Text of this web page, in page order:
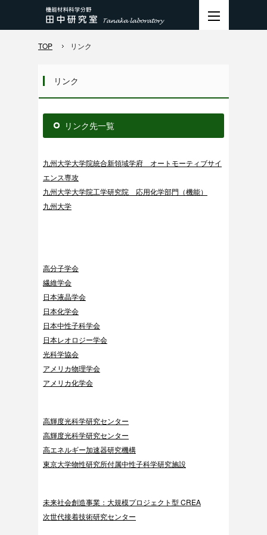
TOP リンク
リンク
リンク先一覧
九州大学大学院統合新領域学府 オートモーティブサイ
エンス専攻
九州大学大学院工学研究院 応用化学部門（機能）
九州大学
高分子学会
繊維学会
日本液晶学会
日本化学会
日本中性子科学会
日本レオロジー学会
光科学協会
アメリカ物理学会
アメリカ化学会
高輝度光科学研究センター
高輝度光科学研究センター
高エネルギー加速器研究機構
東京大学物性研究所付属中性子科学研究施設
未来社会創造事業：大規模プロジェクト型 CREA
次世代接着技術研究センター